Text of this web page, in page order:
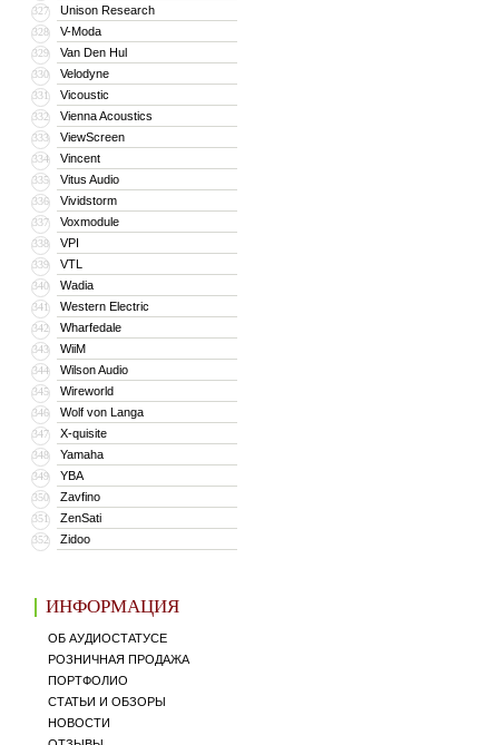
327 Unison Research
328 V-Moda
329 Van Den Hul
330 Velodyne
331 Vicoustic
332 Vienna Acoustics
333 ViewScreen
334 Vincent
335 Vitus Audio
336 Vividstorm
337 Voxmodule
338 VPI
339 VTL
340 Wadia
341 Western Electric
342 Wharfedale
343 WiiM
344 Wilson Audio
345 Wireworld
346 Wolf von Langa
347 X-quisite
348 Yamaha
349 YBA
350 Zavfino
351 ZenSati
352 Zidoo
ИНФОРМАЦИЯ
ОБ АУДИОСТАТУСЕ
РОЗНИЧНАЯ ПРОДАЖА
ПОРТФОЛИО
СТАТЬИ И ОБЗОРЫ
НОВОСТИ